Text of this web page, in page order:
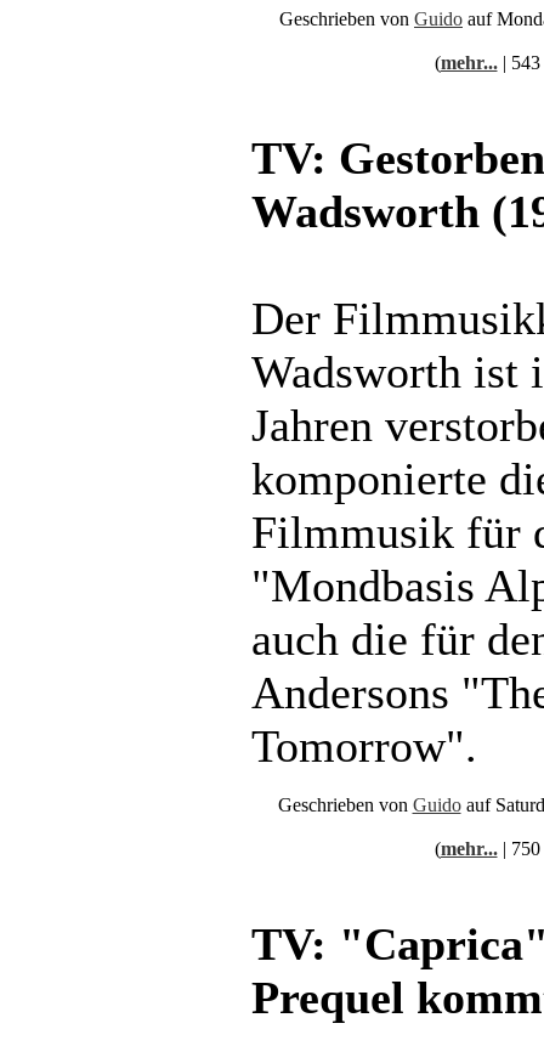
Geschrieben von Guido auf
(mehr...| 543
TV:
Wadsworth
Der
Wadsworth ist
Jahren
komponierte
Filmmusik für
"Mondbasis
auch die für
Andersons
Tomorrow".
Geschrieben von Guidoauf
(mehr...| 750
TV:
Prequel